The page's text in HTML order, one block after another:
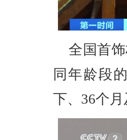
全国首
同年龄段
下、36个